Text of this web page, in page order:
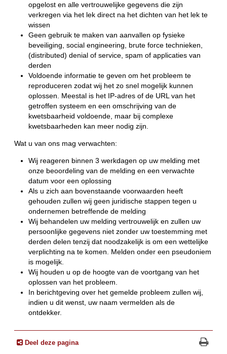
opgelost en alle vertrouwelijke gegevens die zijn
verkregen via het lek direct na het dichten van het lek te
wissen
Geen gebruik te maken van aanvallen op fysieke
beveiliging, social engineering, brute force technieken,
(distributed) denial of service, spam of applicaties van
derden
Voldoende informatie te geven om het probleem te
reproduceren zodat wij het zo snel mogelijk kunnen
oplossen. Meestal is het IP-adres of de URL van het
getroffen systeem en een omschrijving van de
kwetsbaarheid voldoende, maar bij complexe
kwetsbaarheden kan meer nodig zijn.
Wat u van ons mag verwachten:
Wij reageren binnen 3 werkdagen op uw melding met
onze beoordeling van de melding en een verwachte
datum voor een oplossing
Als u zich aan bovenstaande voorwaarden heeft
gehouden zullen wij geen juridische stappen tegen u
ondernemen betreffende de melding
Wij behandelen uw melding vertrouwelijk en zullen uw
persoonlijke gegevens niet zonder uw toestemming met
derden delen tenzij dat noodzakelijk is om een wettelijke
verplichting na te komen. Melden onder een pseudoniem
is mogelijk.
Wij houden u op de hoogte van de voortgang van het
oplossen van het probleem.
In berichtgeving over het gemelde probleem zullen wij,
indien u dit wenst, uw naam vermelden als de
ontdekker.
Deel deze pagina